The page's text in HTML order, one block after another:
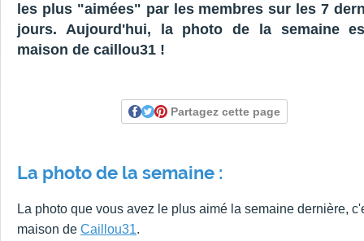
les plus "aimées" par les membres sur les 7
jours. Aujourd'hui, la photo de la semaine
maison de caillou31 !
Partagez cette page
La photo de la semaine :
La photo que vous avez le plus aimé la semaine dernière,
maison de Caillou31.